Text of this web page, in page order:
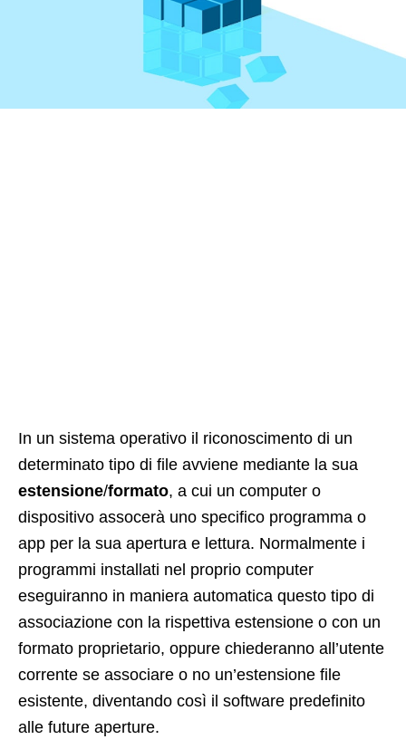
In un sistema operativo il riconoscimento di un
determinato tipo di file avviene mediante la sua
estensione/formato, a cui un computer o
dispositivo assocerà uno specifico programma o
app per la sua apertura e lettura. Normalmente i
programmi installati nel proprio computer
eseguiranno in maniera automatica questo tipo di
associazione con la rispettiva estensione o con un
formato proprietario, oppure chiederanno all’utente
corrente se associare o no un’estensione file
esistente, diventando così il software predefinito
alle future aperture.